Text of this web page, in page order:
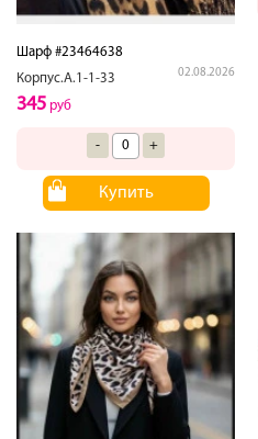
Шарф #23464638
Корпус.А.1-1-33
02.08.2026
345 руб
- +
Купить